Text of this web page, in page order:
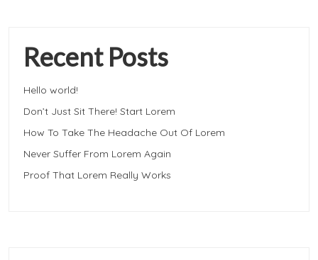
Recent Posts
Hello world!
Don’t Just Sit There! Start Lorem
How To Take The Headache Out Of Lorem
Never Suffer From Lorem Again
Proof That Lorem Really Works